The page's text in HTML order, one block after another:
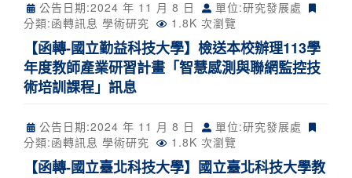
公告日期:2024 年 11 月 8 日
單位:研究發展處
分類:函轉訊息 學術研究 1.8K 次瀏覽
【函轉-國立勤益科技大學】檢送本校辦理113學
年度教師產業研習計畫「智慧感測與聯網監控技
術培訓課程」訊息
公告日期:2024 年 11 月 8 日
單位:研究發展處
分類:函轉訊息 學術研究 1.8K 次瀏覽
【函轉-國立臺北科技大學】國立臺北科技大學教